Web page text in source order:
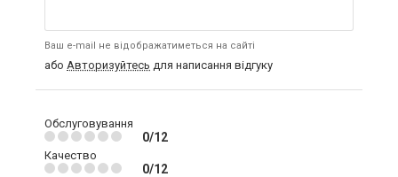
Ваш e-mail не відображатиметься на сайті
або Авторизуйтесь для написання відгуку
Обслуговування
0/12
Качество
0/12